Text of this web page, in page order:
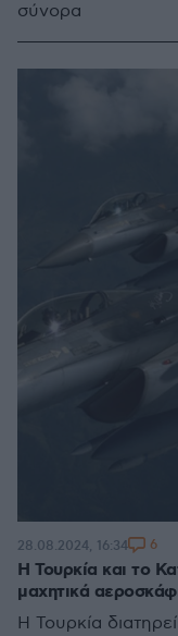
σύνορα
Η Τουρκία και το
μαχητικά
H Τουρκία
28.08.2024, 16:34 6